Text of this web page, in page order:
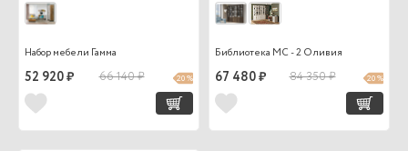
Набор мебели Гамма
52 920 ₽ 66 140 ₽ 20 %
Библиотека МС - 2 Оливия
67 480 ₽ 84 350 ₽ 20 %